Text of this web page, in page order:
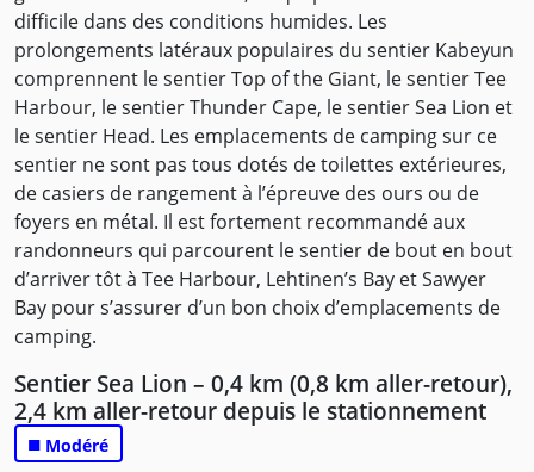
difficile dans des conditions humides. Les
prolongements latéraux populaires du sentier Kabeyun
comprennent le sentier Top of the Giant, le sentier Tee
Harbour, le sentier Thunder Cape, le sentier Sea Lion et
le sentier Head. Les emplacements de camping sur ce
sentier ne sont pas tous dotés de toilettes extérieures,
de casiers de rangement à l’épreuve des ours ou de
foyers en métal. Il est fortement recommandé aux
randonneurs qui parcourent le sentier de bout en bout
d’arriver tôt à Tee Harbour, Lehtinen’s Bay et Sawyer
Bay pour s’assurer d’un bon choix d’emplacements de
camping.
Sentier Sea Lion – 0,4 km (0,8 km aller-retour),
2,4 km aller-retour depuis le stationnement
■ Modéré